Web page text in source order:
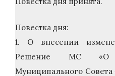
Повестка дня:
1. О внесении
Решение МС «О
Муниципального